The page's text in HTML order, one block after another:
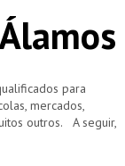
para
mercados,
outros. A seguir,